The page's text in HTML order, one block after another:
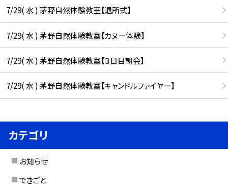
7/29( 水 ) 茅野自然体験教室【退所式】
7/29( 水 ) 茅野自然体験教室【カヌー体験】
7/29( 水 ) 茅野自然体験教室【３日目朝会】
7/29( 水 ) 茅野自然体験教室【キャンドルファイヤー】
カテゴリ
お知らせ
できごと